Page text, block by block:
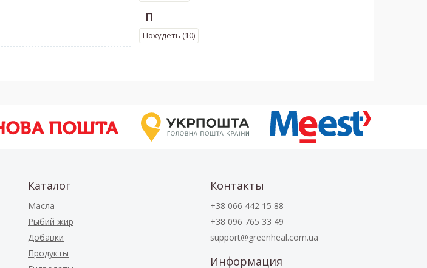
П
Похудеть (10)
Каталог
Масла
Рыбий жир
Добавки
Продукты
Контакты
+38 066 442 15 88
+38 096 765 33 49
support@greenheal.com.ua
Информация